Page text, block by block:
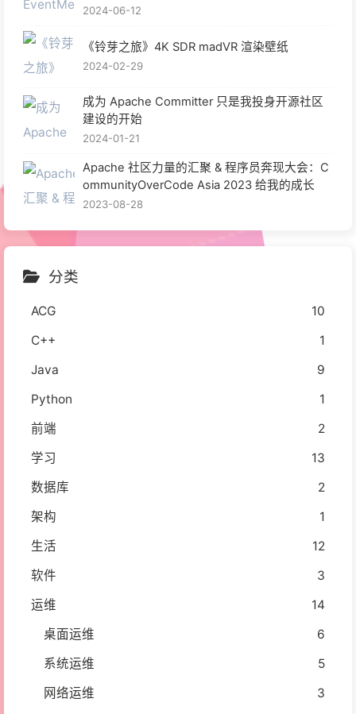
2024-06-12
《铃芽之旅》4K SDR madVR 渲染壁纸
2024-02-29
成为 Apache Committer 只是我投身开源社区
建设的开始
2024-01-21
Apache 社区力量的汇聚 & 程序员奔现大会：C
ommunityOverCode Asia 2023 给我的成长
2023-08-28
分类
ACG
10
C++
1
Java
9
Python
1
前端
2
学习
13
数据库
2
架构
1
生活
12
软件
3
运维
14
桌面运维
6
系统运维
5
网络运维
3